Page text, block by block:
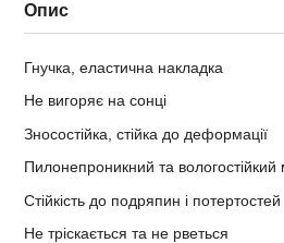
Опис
Гнучка, еластична накладка
Не вигоряє на сонці
Зносостійка, стійка до деформації
Пилонепроникний та вологостійкий
Стійкість до подряпин і потертостей
Не тріскається та не рветься